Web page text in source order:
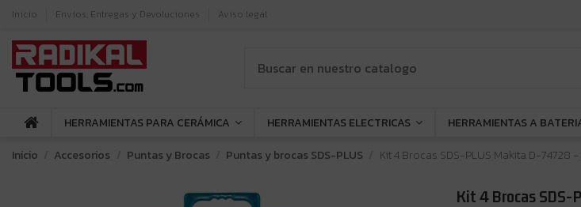
Inicio Envíos, Entregas y Devoluciones Aviso legal
HERRAMIENTAS PARA CERÁMICA HERRAMIENTAS ELECTRICAS HERRAMIENTAS A
Inicio
Accesorios Puntas y Brocas Puntas y brocas SDS-PLUS Kit 4 Brocas SDS-PLUS Makita D-74728
Kit 4 Brocas SDS-